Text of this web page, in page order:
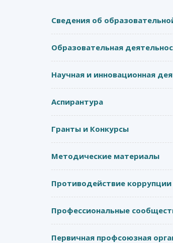
Сведения об
Образовательная
Научная и инновационная
Аспирантура
Гранты и Конкурсы
Методические материалы
Противодействие коррупции
Профессиональные
Первичная профсоюзная